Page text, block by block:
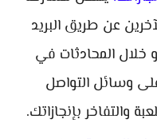
عن طريق البريد
خلال المحادثات في
وسائل التواصل
والتفاخر بإنجازاتك.